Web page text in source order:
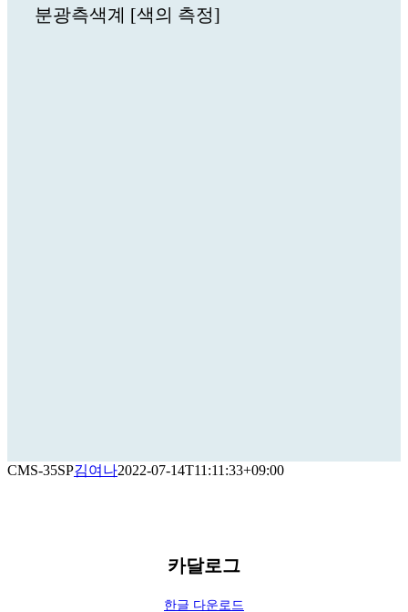
분광측색계 [색의 측정]
CMS-35SP김여나2022-07-14T11:11:33+09:00
카달로그
한글 다운로드